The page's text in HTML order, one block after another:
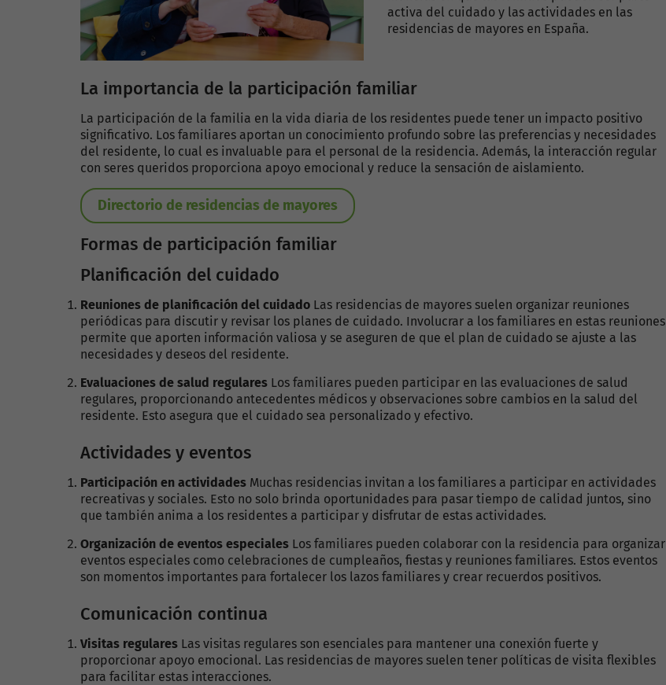
activa del cuidado y las actividades en las
residencias de mayores en España.
La importancia de la participación familiar
La participación de la familia en la vida diaria de los residentes puede tener un impacto positivo
significativo. Los familiares aportan un conocimiento profundo sobre las preferencias y necesidades
del residente, lo cual es invaluable para el personal de la residencia. Además, la interacción regular
con seres queridos proporciona apoyo emocional y reduce la sensación de aislamiento.
Directorio de residencias de mayores
Formas de participación familiar
Planificación del cuidado
Reuniones de planificación del cuidado Las residencias de mayores suelen organizar reuniones
periódicas para discutir y revisar los planes de cuidado. Involucrar a los familiares en estas reuniones
permite que aporten información valiosa y se aseguren de que el plan de cuidado se ajuste a las
necesidades y deseos del residente.
Evaluaciones de salud regulares Los familiares pueden participar en las evaluaciones de salud
regulares, proporcionando antecedentes médicos y observaciones sobre cambios en la salud del
residente. Esto asegura que el cuidado sea personalizado y efectivo.
Actividades y eventos
Participación en actividades Muchas residencias invitan a los familiares a participar en actividades
recreativas y sociales. Esto no solo brinda oportunidades para pasar tiempo de calidad juntos, sino
que también anima a los residentes a participar y disfrutar de estas actividades.
Organización de eventos especiales Los familiares pueden colaborar con la residencia para organizar
eventos especiales como celebraciones de cumpleaños, fiestas y reuniones familiares. Estos eventos
son momentos importantes para fortalecer los lazos familiares y crear recuerdos positivos.
Comunicación continua
Visitas regulares Las visitas regulares son esenciales para mantener una conexión fuerte y
proporcionar apoyo emocional. Las residencias de mayores suelen tener políticas de visita flexibles
para facilitar estas interacciones.